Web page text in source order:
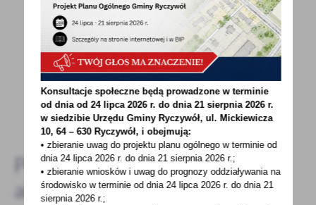
Spodobała Ci się informacja? Zostaw nam swoją opinię
- to dla Ciebie staramy się być najlepsi, a Twoje zdanie
bardzo nam w tym pomoże!
DODAJ KOMENTARZ
Pozostałe
aktualności
Konsultacje społeczne będą prowadzone w terminie
od dnia od 24 lipca 2026 r. do dnia 21 sierpnia 2026 r.
w siedzibie Urzędu Gminy Ryczywół, ul. Mickiewicza
10, 64 – 630 Ryczywół, i obejmują:
• zbieranie uwag do projektu planu ogólnego w terminie od
dnia 24 lipca 2026 r. do dnia 21 sierpnia 2026 r.;
• zbieranie wniosków i uwag do prognozy oddziaływania na
środowisko w terminie od dnia 24 lipca 2026 r. do dnia 21
sierpnia 2026 r.;